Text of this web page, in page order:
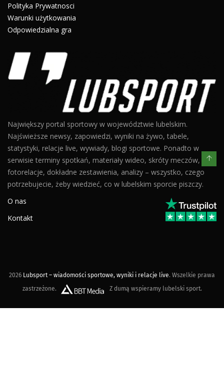
Polityka Prywatnosci
Warunki użytkowania
Odpowiedzialna gra
Największy portal sportowy w województwie lubelskim.
Najświeższe newsy, zapowiedzi, wyniki na żywo, tabele,
statystyki, relacje live, wywiady, blogi sportowe. Ponadto w
serwisie terminy spotkań, materiały wideo, skróty meczów,
fotorelacje, dokładne zestawienia, analizy – wszystko, czego
potrzebujecie, żeby wiedzieć, co w lubelskim sporcie piszczy.
O nas
Kontakt
2026 Lubsport – wiadomości sportowe, wyniki i relacje live. Wszelkie prawa
zastrzeżone.
Z dumą wspieramy lubelski sport.